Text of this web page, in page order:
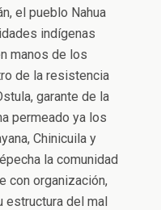
el pueblo Nahua
indígenas
manos de los
de la resistencia
garante de la
permeado ya los
Chinicuila y
la comunidad
con organización,
estructura del mal